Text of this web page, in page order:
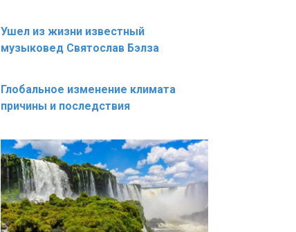
Ушел из жизни известный
музыковед Святослав Бэлза
Глобальное изменение климата
причины и последствия